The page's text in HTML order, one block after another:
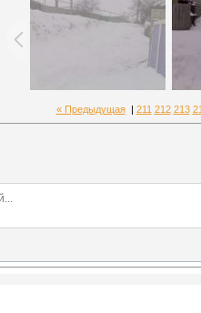
« Предыдущая| 211 212 213